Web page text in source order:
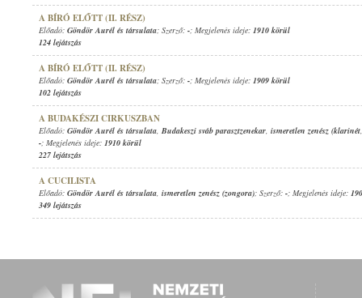
A BÍRÓ ELŐTT (II. RÉSZ)
Előadó: Göndör Aurél és társulata; Szerző: -; Megjelenés ideje: 1910 körül
124 lejátszás
A BÍRÓ ELŐTT (II. RÉSZ)
Előadó: Göndör Aurél és társulata; Szerző: -; Megjelenés ideje: 1909 körül
102 lejátszás
A BUDAKÉSZI CIRKUSZBAN
Előadó: Göndör Aurél és társulata, Budakeszi sváb parasztzenekar, ismeretlen zenész (klarinét
-; Megjelenés ideje: 1910 körül
227 lejátszás
A CUCILISTA
Előadó: Göndör Aurél és társulata, ismeretlen zenész (zongora); Szerző: -; Megjelenés ideje:
349 lejátszás